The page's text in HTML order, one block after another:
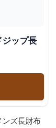
ップ長
ズ長財布